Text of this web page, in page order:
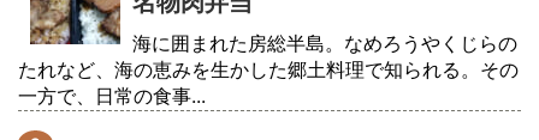
海に囲まれた房総半島。なめろうやくじらの
たれなど、海の恵みを生かした郷土料理で知られる。その
一方で、日常の食事...